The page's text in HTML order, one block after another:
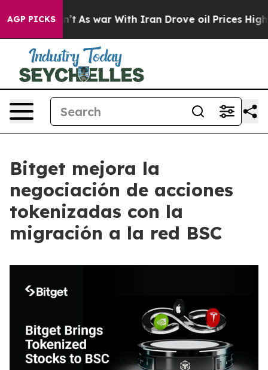
AGP PICKS
it Didn’t As war With Iran Drove oil Prices Higher,
Bitget mejora la
negociación de acciones
tokenizadas con la
migración a la red BSC